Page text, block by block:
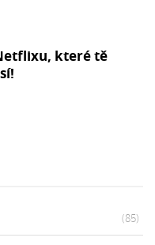
které tě
(85)